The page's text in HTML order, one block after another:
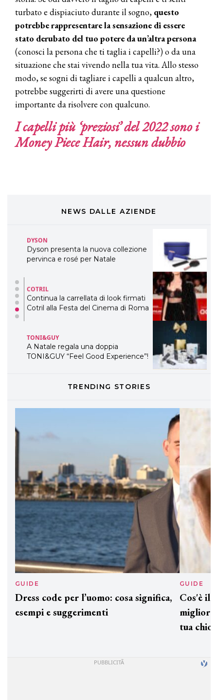
turbato e dispiaciuto durante il sogno, questo
potrebbe rappresentare la sensazione di essere
stato derubato del tuo potere da un’altra persona
(conosci la persona che ti taglia i capelli?) o da una
situazione che stai vivendo nella tua vita. Allo stesso
modo, se sogni di tagliare i capelli a qualcun altro,
potrebbe suggerirti di avere una questione
importante da risolvere con qualcuno.
I capelli più ‘preziosi’ del 2022 sono i
Money Piece Hair, nessun dubbio
NEWS DALLE AZIENDE
Continua la carrellata di look firmati
Cotril alla Festa del Cinema di Roma
TONI&GUY
A Natale regala una doppia
TONI&GUY “Feel Good Experience”!
TONI&GUY
LABEL.M lancia la sua innovativa ed
eco-sostenibile linea di prodotti
professionali
DAVINES
Davines presenta cofanetti beauty
WELLNESS CONGRESS 2022: I
DYSON
Dyson presenta la nuova collezione
pervinca e rosé per Natale
COTRIL
Continua la carrellata di look firmati
Cotril alla Festa del Cinema di Roma
TONI&GUY
A Natale regala una doppia
TONI&GUY “Feel Good Experience”!
LABEL.M lancia la sua innovativa ed
professionali
TRENDING STORIES
GUIDE
Dress code per l’uomo: cosa significa,
esempi e suggerimenti
GUIDE
tua